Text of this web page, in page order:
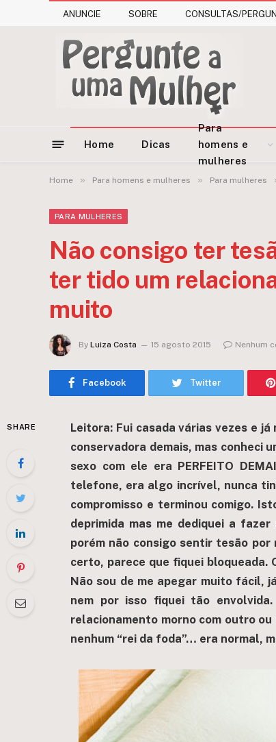
ANUNCIE SOBRE CONSULTAS/
Home Dicas
Para
homens e
mulheres
Home » Para homens e mulheres » Para mulheres
PARA MULHERES
Não consigo ter
ter tido um
muito
By Luiza Costa 15 agosto 2015 Nenhum
Facebook Twitter
SHARE
Leitora: Fui casada várias vezes e
conservadora demais, mas conheci
sexo com ele era PERFEITO
telefone, era algo incrível, nunca
compromisso e terminou comigo.
deprimida mas me dediquei a
porém não consigo sentir tesão por
certo, parece que fiquei bloqueada.
Não sou de me apegar muito fácil,
nem por isso fiquei tão
relacionamento morno com outro
nenhum “rei da foda”… era normal,